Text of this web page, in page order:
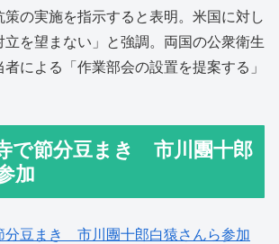
策の実施を指示すると表明。米国に対し
立を望まない」と強調。両国の公衆衛生
による「作業部会の設置を提案する」
で節分豆まき 市川團十郎
加
分豆まき 市川團十郎白猿さんら参加